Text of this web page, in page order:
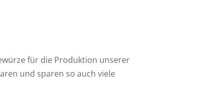
für die Produktion unserer
und sparen so auch viele